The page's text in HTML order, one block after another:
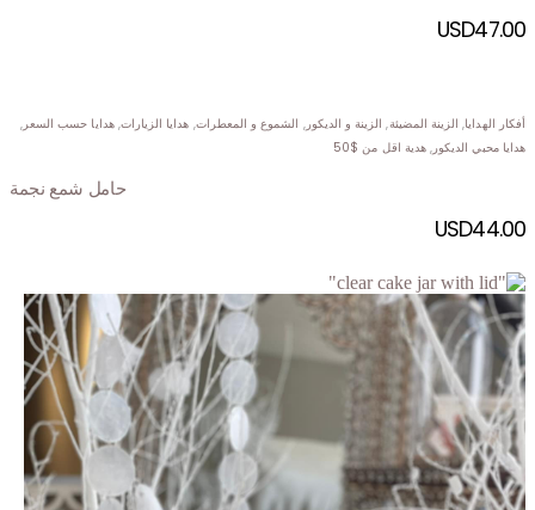
USD47.00
أفكار الهدايا, الزينة المضيئة, الزينة و الديكور, الشموع و المعطرات, هدايا الزيارات,هدايا حسب السعر,
هدايا محبي الديكور ,هدية اقل من $50
حامل شمع نجمة
USD44.00